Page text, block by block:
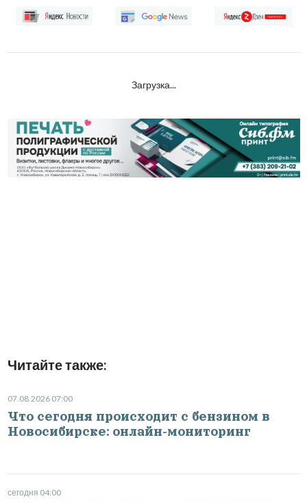
Загрузка...
Читайте также:
07.08.2026 07:00
Что сегодня происходит с бензином в
Новосибирске: онлайн-мониторинг
сегодня 04:00